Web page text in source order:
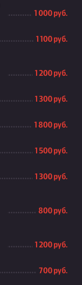
1 000 руб.
1 100 руб.
1 200 руб.
1 300 руб.
1 800 руб.
1 500 руб.
1 300 руб.
800 руб.
1 200 руб.
700 руб.